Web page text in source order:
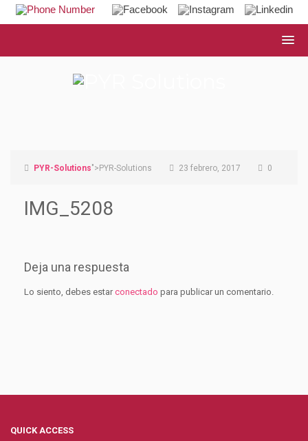
PYR-Solutions">PYR-Solutions 23 febrero, 2017 0
IMG_5208
Deja una respuesta
Lo siento, debes estarconectado para publicar un comentario.
QUICK ACCESS